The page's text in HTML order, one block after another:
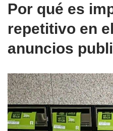
Por qué es
repetitivo en
anuncios